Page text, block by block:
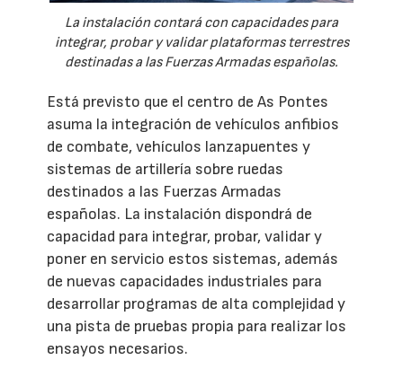
La instalación contará con capacidades para
integrar, probar y validar plataformas terrestres
destinadas a las Fuerzas Armadas españolas.
Está previsto que el centro de As Pontes
asuma la integración de vehículos anfibios
de combate, vehículos lanzapuentes y
sistemas de artillería sobre ruedas
destinados a las Fuerzas Armadas
españolas. La instalación dispondrá de
capacidad para integrar, probar, validar y
poner en servicio estos sistemas, además
de nuevas capacidades industriales para
desarrollar programas de alta complejidad y
una pista de pruebas propia para realizar los
ensayos necesarios.